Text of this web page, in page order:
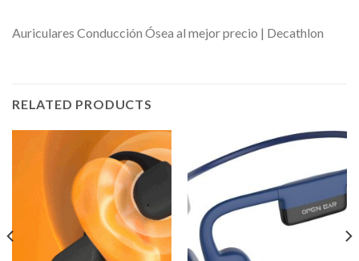
Auriculares Conducción Ósea al mejor precio | Decathlon
RELATED PRODUCTS